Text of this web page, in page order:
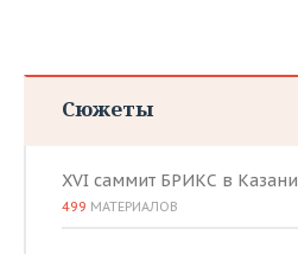
Сюжеты
XVI саммит БРИКС в Казани
499 МАТЕРИАЛОВ